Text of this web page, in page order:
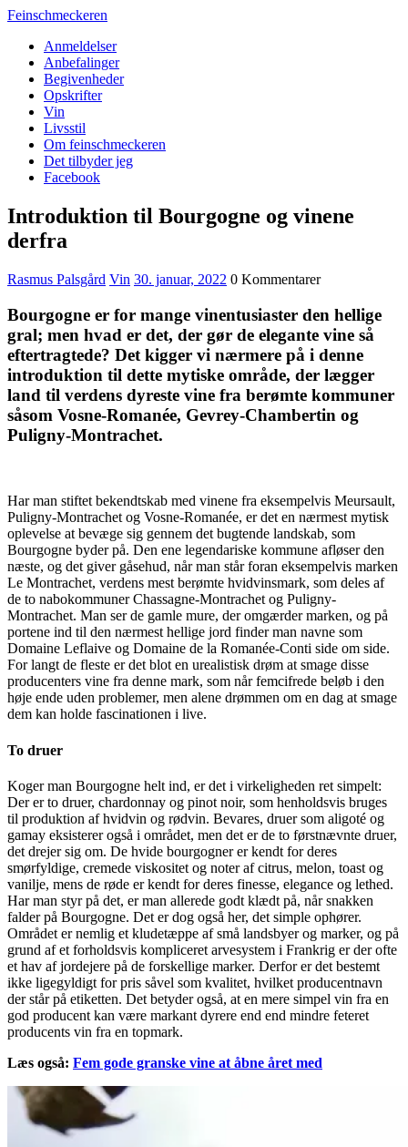
Feinschmeckeren
Anmeldelser
Anbefalinger
Begivenheder
Opskrifter
Vin
Livsstil
Om feinschmeckeren
Det tilbyder jeg
Facebook
Introduktion til Bourgogne og vinene
derfra
Rasmus Palsgård Vin 30. januar, 2022 0 Kommentarer
Bourgogne er for mange vinentusiaster den hellige
gral; men hvad er det, der gør de elegante vine så
eftertragtede? Det kigger vi nærmere på i denne
introduktion til dette mytiske område, der lægger
land til verdens dyreste vine fra berømte kommuner
såsom Vosne-Romanée, Gevrey-Chambertin og
Puligny-Montrachet.
Har man stiftet bekendtskab med vinene fra eksempelvis Meursault,
Puligny-Montrachet og Vosne-Romanée, er det en nærmest mytisk
oplevelse at bevæge sig gennem det bugtende landskab, som
Bourgogne byder på. Den ene legendariske kommune afløser den
næste, og det giver gåsehud, når man står foran eksempelvis marken
Le Montrachet, verdens mest berømte hvidvinsmark, som deles af
de to nabokommuner Chassagne-Montrachet og Puligny-
Montrachet. Man ser de gamle mure, der omgærder marken, og på
portene ind til den nærmest hellige jord finder man navne som
Domaine Leflaive og Domaine de la Romanée-Conti side om side.
For langt de fleste er det blot en urealistisk drøm at smage disse
producenters vine fra denne mark, som når femcifrede beløb i den
høje ende uden problemer, men alene drømmen om en dag at smage
dem kan holde fascinationen i live.
To druer
Koger man Bourgogne helt ind, er det i virkeligheden ret simpelt:
Der er to druer, chardonnay og pinot noir, som henholdsvis bruges
til produktion af hvidvin og rødvin. Bevares, druer som aligoté og
gamay eksisterer også i området, men det er de to førstnævnte druer,
det drejer sig om. De hvide bourgogner er kendt for deres
smørfyldige, cremede viskositet og noter af citrus, melon, toast og
vanilje, mens de røde er kendt for deres finesse, elegance og lethed.
Har man styr på det, er man allerede godt klædt på, når snakken
falder på Bourgogne. Det er dog også her, det simple ophører.
Området er nemlig et kludetæppe af små landsbyer og marker, og på
grund af et forholdsvis kompliceret arvesystem i Frankrig er der ofte
et hav af jordejere på de forskellige marker. Derfor er det bestemt
ikke ligegyldigt for pris såvel som kvalitet, hvilket producentnavn
der står på etiketten. Det betyder også, at en mere simpel vin fra en
god producent kan være markant dyrere end end mindre feteret
producents vin fra en topmark.
Læs også: Fem gode granske vine at åbne året med